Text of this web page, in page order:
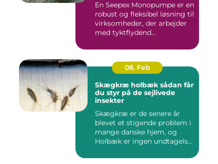
En Seepex Monopumpe er en
robust og fleksibel løsning til
virksomheder, der arbejder
med tyktflydend...
08. Feb
Skægkræ holbæk sådan får
du styr på de sejlivede
insekter
Skægkræ er de senere år
blevet et stigende problem i
mange danske hjem, og
Holbæk er ingen undtagels...